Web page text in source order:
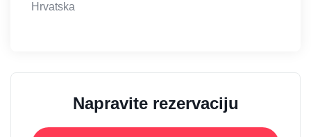
Hrvatska
Napravite rezervaciju